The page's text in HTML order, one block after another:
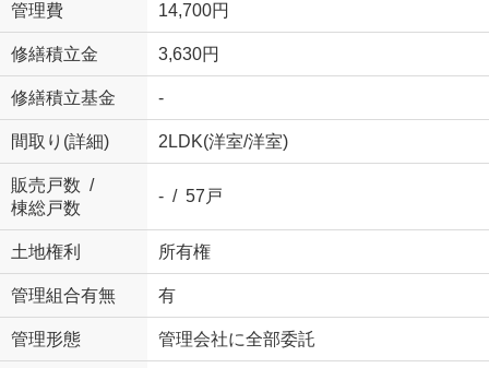
管理費 14,700円
修繕積立金 3,630円
修繕積立基金 -
間取り(詳細) 2LDK(洋室/洋室)
販売戸数 /
棟総戸数
- / 57戸
土地権利 所有権
管理組合有無 有
管理形態 管理会社に全部委託